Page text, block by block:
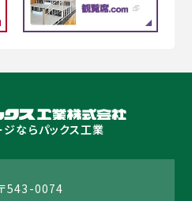
ならパックス工業
543-0074